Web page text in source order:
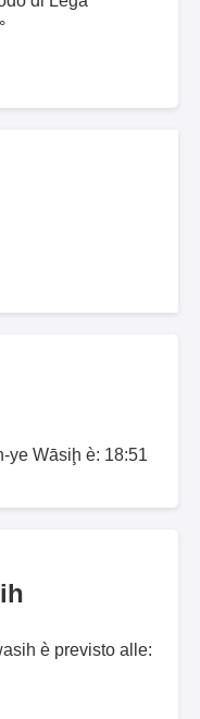
ye Wāsiḩ è: 18:51
è previsto alle: